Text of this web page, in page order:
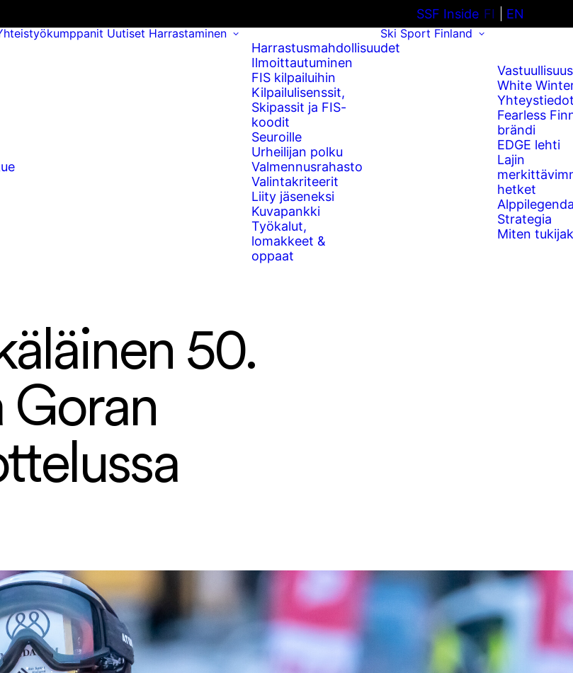
SSF Inside FI EN
Uutiset Harrastaminen
Harrastusmahdollisuudet
Ilmoittautuminen
FIS kilpailuihin
Kilpailulisenssit,
Skipassit ja FIS-
koodit
Seuroille
Urheilijan polku
Valmennusrahasto
Valintakriteerit
Liity jäseneksi
Kuvapankki
Työkalut,
lomakkeet &
oppaat
Ski Sport Finland
Vastuullisuus
White
Fearless
brändi
EDGE lehti
Lajin
hetket
Strategia
Miten
50.
Goran